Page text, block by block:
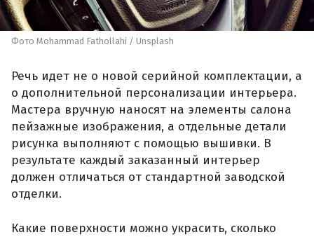
Фото Mohammad Fathollahi / Unsplash
Речь идет не о новой серийной комплектации, а
о дополнительной персонализации интерьера.
Мастера вручную наносят на элементы салона
пейзажные изображения, а отдельные детали
рисунка выполняют с помощью вышивки. В
результате каждый заказанный интерьер
должен отличаться от стандартной заводской
отделки.
Какие поверхности можно украсить, сколько